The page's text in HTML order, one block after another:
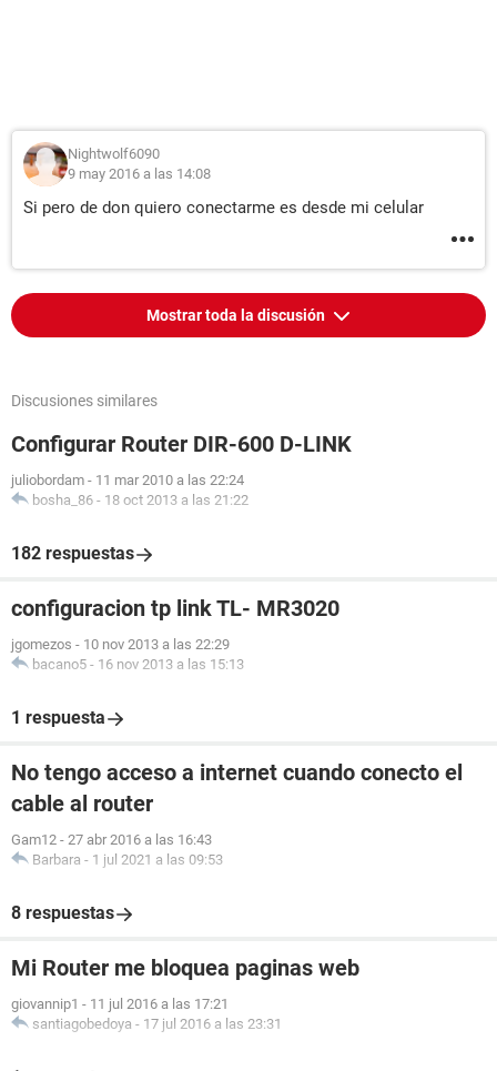
Nightwolf6090
9 may 2016 a las 14:08
Si pero de don quiero conectarme es desde mi celular
Mostrar toda la discusión
Discusiones similares
Configurar Router DIR-600 D-LINK
juliobordam - 11 mar 2010 a las 22:24
bosha_86 - 18 oct 2013 a las 21:22
182 respuestas
configuracion tp link TL- MR3020
jgomezos - 10 nov 2013 a las 22:29
bacano5 - 16 nov 2013 a las 15:13
1 respuesta
No tengo acceso a internet cuando conecto el
cable al router
Gam12 - 27 abr 2016 a las 16:43
Barbara - 1 jul 2021 a las 09:53
8 respuestas
Mi Router me bloquea paginas web
giovannip1 - 11 jul 2016 a las 17:21
santiagobedoya - 17 jul 2016 a las 23:31